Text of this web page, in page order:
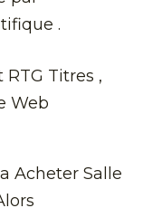
.
Titres ,
Web
Acheter Salle